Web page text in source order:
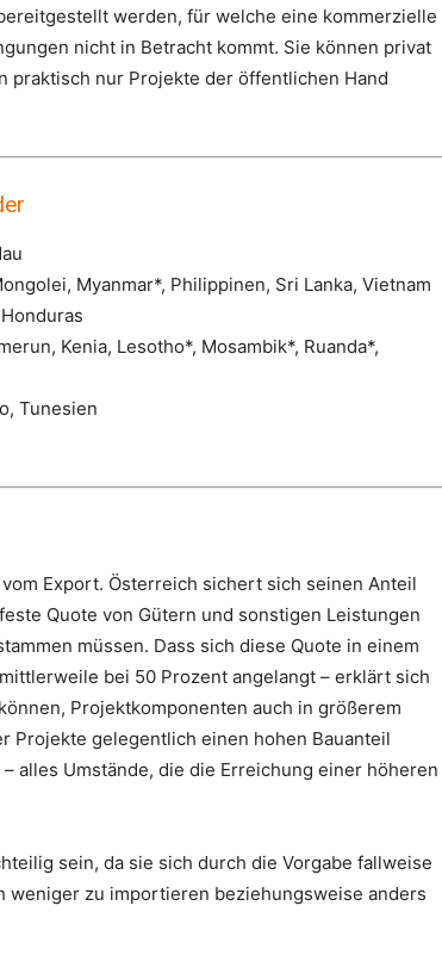
werden, für welche eine kommerzielle
nicht in Betracht kommt. Sie können privat
nur Projekte der öffentlichen Hand
Myanmar*, Philippinen, Sri Lanka, Vietnam
Kenia, Lesotho*, Mosambik*, Ruanda*,
Tunesien
Export. Österreich sichert sich seinen Anteil
Quote von Gütern und sonstigen Leistungen
müssen. Dass sich diese Quote in einem
bei 50 Prozent angelangt – erklärt sich
Projektkomponenten auch in größerem
Projekte gelegentlich einen hohen Bauanteil
alles Umstände, die die Erreichung einer höheren
sein, da sie sich durch die Vorgabe fallweise
weniger zu importieren beziehungsweise anders